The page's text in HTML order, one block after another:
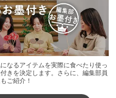
なるアイテムを実際に食べたり使っ
きを決定します。さらに、編集部員
ご紹介！